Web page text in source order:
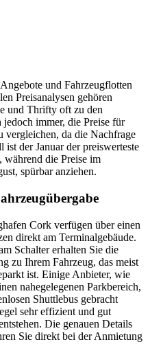
und Fahrzeugflotten
Preisanalysen gehören
und Thrifty oft zu den
immer, die Preise für
vergleichen, da die Nachfrage
ist der Januar der preiswerteste
, während die Preise im
spürbar anziehen.
Cork verfügen über einen
direkt am Terminalgebäude.
Schalter erhalten Sie die
zu Ihrem Fahrzeug, das meist
ist. Einige Anbieter, wie
nahegelegenen Parkbereich,
Shuttlebus gebracht
sehr effizient und gut
Die genauen Details
Sie direkt bei der Anmietung